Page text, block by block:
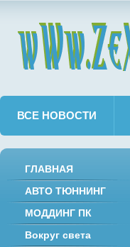
ВСЕ НОВОСТИ
ГЛАВНАЯ
АВТО ТЮННИНГ
МОДДИНГ ПК
Вокруг света